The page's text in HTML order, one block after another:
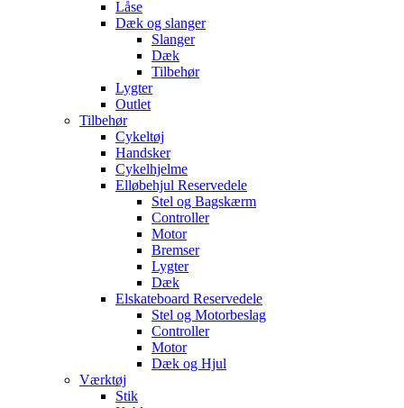
Låse
Dæk og slanger
Slanger
Dæk
Tilbehør
Lygter
Outlet
Tilbehør
Cykeltøj
Handsker
Cykelhjelme
Elløbehjul Reservedele
Stel og Bagskærm
Controller
Motor
Bremser
Lygter
Dæk
Elskateboard Reservedele
Stel og Motorbeslag
Controller
Motor
Dæk og Hjul
Værktøj
Stik